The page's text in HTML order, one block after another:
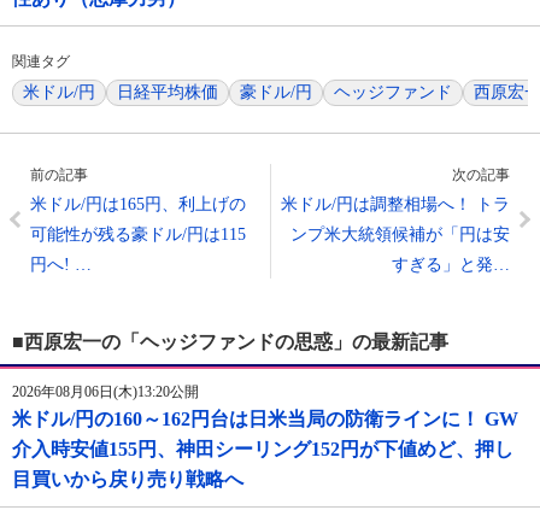
関連タグ
米ドル/円 日経平均株価 豪ドル/円 ヘッジファンド 西原宏一
前の記事
米ドル/円は165円、利上げの
可能性が残る豪ドル/円は115
円へ! …
次の記事
米ドル/円は調整相場へ！ トラ
ンプ米大統領候補が「円は安
すぎる」と発…
■西原宏一の「ヘッジファンドの思惑」の最新記事
2026年08月06日(木)13:20公開
米ドル/円の160～162円台は日米当局の防衛ラインに！ GW
介入時安値155円、神田シーリング152円が下値めど、押し
目買いから戻り売り戦略へ